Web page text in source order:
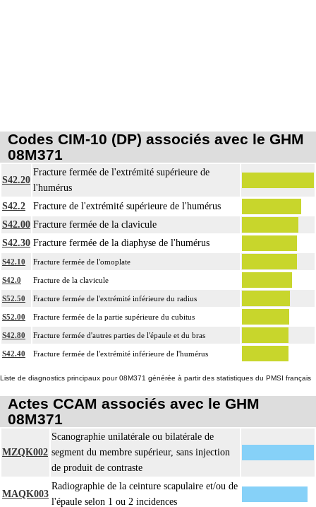
Codes CIM-10 (DP) associés avec le GHM
08M371
S42.20
Fracture fermée de l'extrémité supérieure de
l'humérus
S42.2
Fracture de l'extrémité supérieure de l'humérus
S42.00 Fracture fermée de la clavicule
S42.30 Fracture fermée de la diaphyse de l'humérus
S42.10 Fracture fermée de l'omoplate
S42.0 Fracture de la clavicule
S52.50 Fracture fermée de l'extrémité inférieure du radius
S52.00 Fracture fermée de la partie supérieure du cubitus
S42.80 Fracture fermée d'autres parties de l'épaule et du bras
S42.40 Fracture fermée de l'extrémité inférieure de l'humérus
Liste de diagnostics principaux pour 08M371 générée à partir des statistiques du PMSI français
Actes CCAM associés avec le GHM
08M371
MZQK002
Scanographie unilatérale ou bilatérale de
segment du membre supérieur, sans injection
de produit de contraste
MAQK003
Radiographie de la ceinture scapulaire et/ou de
l'épaule selon 1 ou 2 incidences